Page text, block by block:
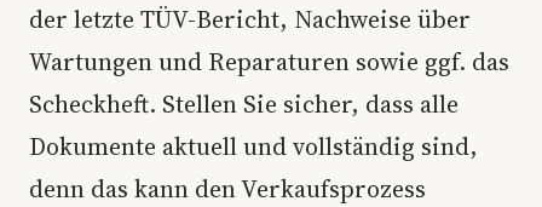
der letzte TÜV-Bericht, Nachweise über
Wartungen und Reparaturen sowie ggf. das
Scheckheft. Stellen Sie sicher, dass alle
Dokumente aktuell und vollständig sind,
denn das kann den Verkaufsprozess